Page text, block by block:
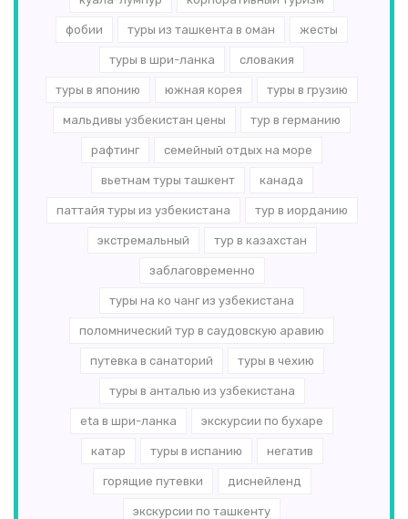
фобии туры из ташкента в оман жесты
туры в шри-ланка словакия
туры в японию южная корея туры в грузию
мальдивы узбекистан цены тур в германию
рафтинг семейный отдых на море
вьетнам туры ташкент канада
паттайя туры из узбекистана тур в иорданию
экстремальный тур в казахстан
заблаговременно
туры на ко чанг из узбекистана
поломнический тур в саудовскую аравию
путевка в санаторий туры в чехию
туры в анталью из узбекистана
eta в шри-ланка экскурсии по бухаре
катар туры в испанию негатив
горящие путевки диснейленд
экскурсии по ташкенту